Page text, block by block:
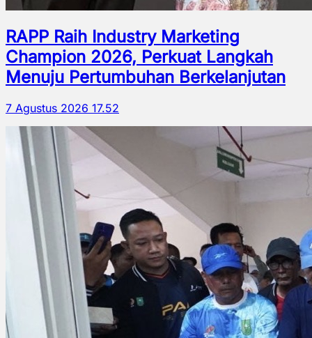
RAPP Raih Industry Marketing
Champion 2026, Perkuat Langkah
Menuju Pertumbuhan Berkelanjutan
7 Agustus 2026 17.52